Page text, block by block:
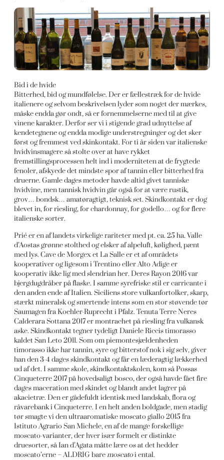
Bid i de hvide
Bitterhed, bid og mundfølelse. Der er fællestræk for de hvide
italienere og selvom beskrivelsen lyder som noget der mærkes,
måske endda gør ondt, så er fornemmelserne med til at give
vinene karakter. Derfor ser vi i stigende grad udnyttelse af
kendetegnene og endda modige understregninger og det sker
først og fremmest ved skinkontakt. For ti år siden var italienske
hvidvinsmagere så stolte over at have rykket
fremstillingsprocessen helt ind i moderniteten at de frygtede
fenoler, afskyede det mindste spor af tannin eller bitterhed fra
druerne. Gamle dages metoder havde altid givet tanniske
hvidvine, men tannisk hvidvin går også for at være rustik,
grov… bondsk… amatøragtigt, teknisk set. Skindkontakt er dog
blevet in, for riesling, for chardonnay, for godello… og for flere
italienske sorter.
Prié er en af landets virkelige rariteter med pt. ca. 25 ha. Valle
d’Aostas grønne stolthed og elsker af alpeluft, kølighed, pænt
med lys. Cave de Morgex et La Salle er et af områdets
kooperativer og ligesom i Trentino eller Alto Adige er
kooperativ ikke lig med slendrian her. Deres Rayon 2016 var
bjergdugdråber på flaske. I samme syrefriske stil er carricante i
den anden ende af Italien. Siciliens store vulkanfortolker, skarp,
stærkt mineralsk og smertende intens som en stor støvende tør
Saumagen fra Koehler-Ruprecht i Pfalz. Tenuta Terre Neres
Calderara Sottana 2017 er montrachet på riesling fra vulkansk
aske. Skindkontakt tegner tydeligt Daniele Riccis timorasso
kaldet San Leto 2011. Som om piemontesjældenheden
timorasso ikke har tannin, syre og bitterstof nok i sig selv, giver
han den 3-4 dages skindkontakt og får en læderagtig lækkerhed
ud af det. I samme skole, skindkontaktskolen, kom så Possas
Cinqueterre 2017 på hovedsaligt bosco, der også havde fået fire
dages maceration med skindet og blandt andet lagrer på
akacietræ. Den er gådefuldt identisk med landskab, flora og
råvarebank i Cinqueterre. I en helt anden boldgade, men stadig
tør smagte vi den ultraaromatiske moscato giallo 2015 fra
Istituto Agrario San Michele, en af de mange forskellige
moscato-varianter, der hver især formelt er distinkte
druesorter, så Ian d’Agata måtte lære os at det hedder
moscato’erne – ALDRIG baremoscatoi ental.